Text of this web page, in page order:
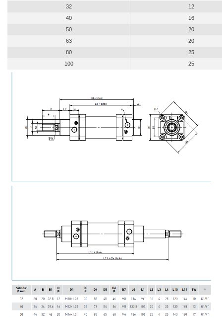
32
12
40
16
50
20
63
20
80
25
100
25